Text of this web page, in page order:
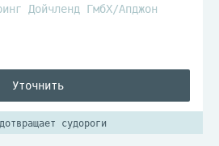
Дойчленд ГмбХ/Апджон
Уточнить
судороги